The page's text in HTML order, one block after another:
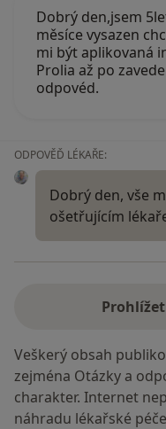
Dobrý den,jsem
měsíce vysazen
mi být aplikovaná
Prolia až po
odpovéd.
ODPOVĚĎ LÉKAŘE:
Dobrý den, vše
ošetřujícím
Veškerý obsah
zejména Otázky a
charakter. Internet
náhradu lékařské